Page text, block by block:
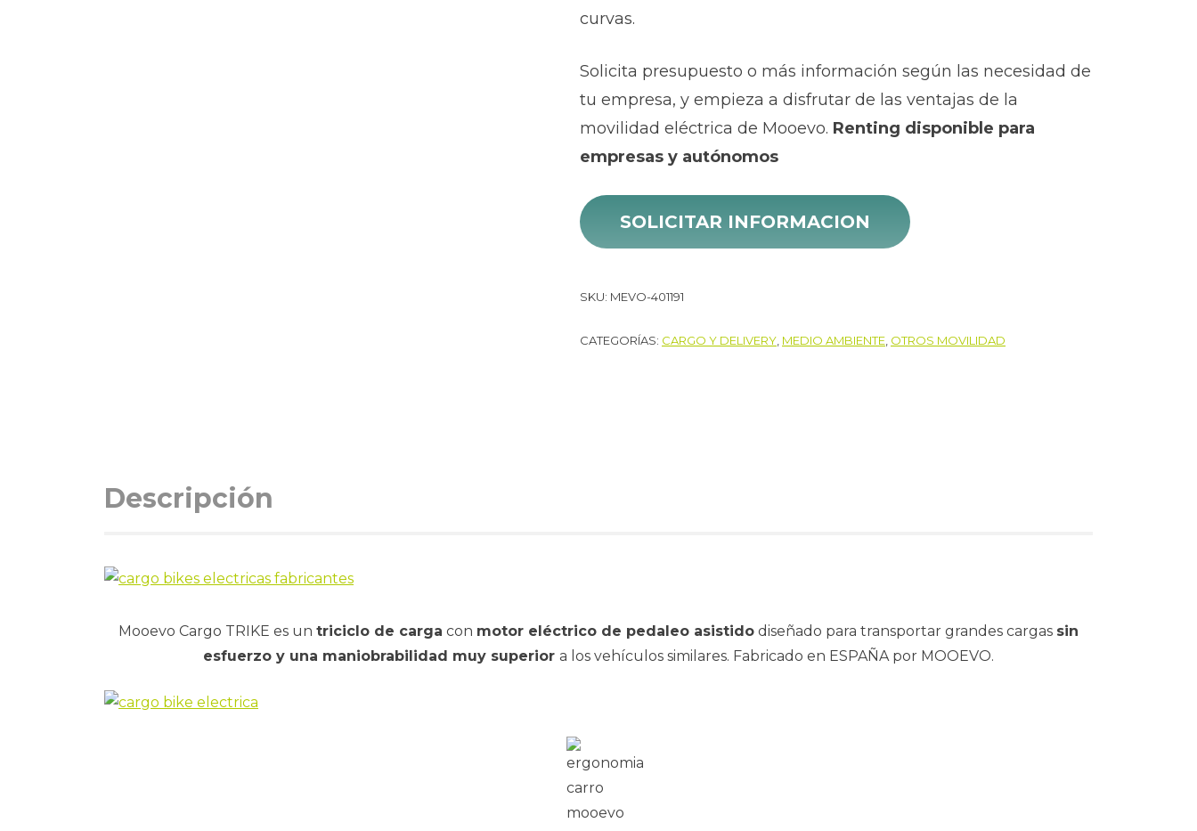
curvas.
Solicita presupuesto o más información según las necesidad de
tu empresa, y empieza a disfrutar de las ventajas de la
movilidad eléctrica de Mooevo. Renting disponible para
empresas y autónomos
SOLICITAR INFORMACION
SKU: MEVO-401191
CATEGORÍAS: CARGO Y DELIVERY MEDIO AMBIENTE OTROS MOVILIDAD
Descripción
Mooevo Cargo TRIKE es un triciclo de carga con motor eléctrico de pedaleo asistido diseñado para transportar grandes cargas sin
esfuerzo y una maniobrabilidad muy superior a los vehículos similares. Fabricado en ESPAÑA por MOOEVO.